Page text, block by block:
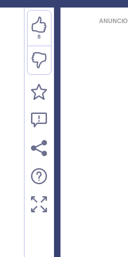
8
ANUNCIO